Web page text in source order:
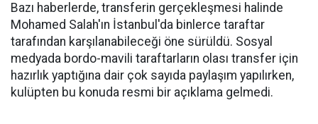
Bazı haberlerde, transferin gerçekleşmesi halinde
Mohamed Salah'ın İstanbul'da binlerce taraftar
tarafından karşılanabileceği öne sürüldü. Sosyal
medyada bordo-mavili taraftarların olası transfer için
hazırlık yaptığına dair çok sayıda paylaşım yapılırken,
kulüpten bu konuda resmi bir açıklama gelmedi.